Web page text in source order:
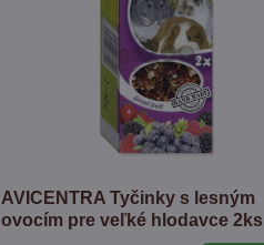
AVICENTRA Tyčinky s lesným
ovocím pre veľké hlodavce 2ks